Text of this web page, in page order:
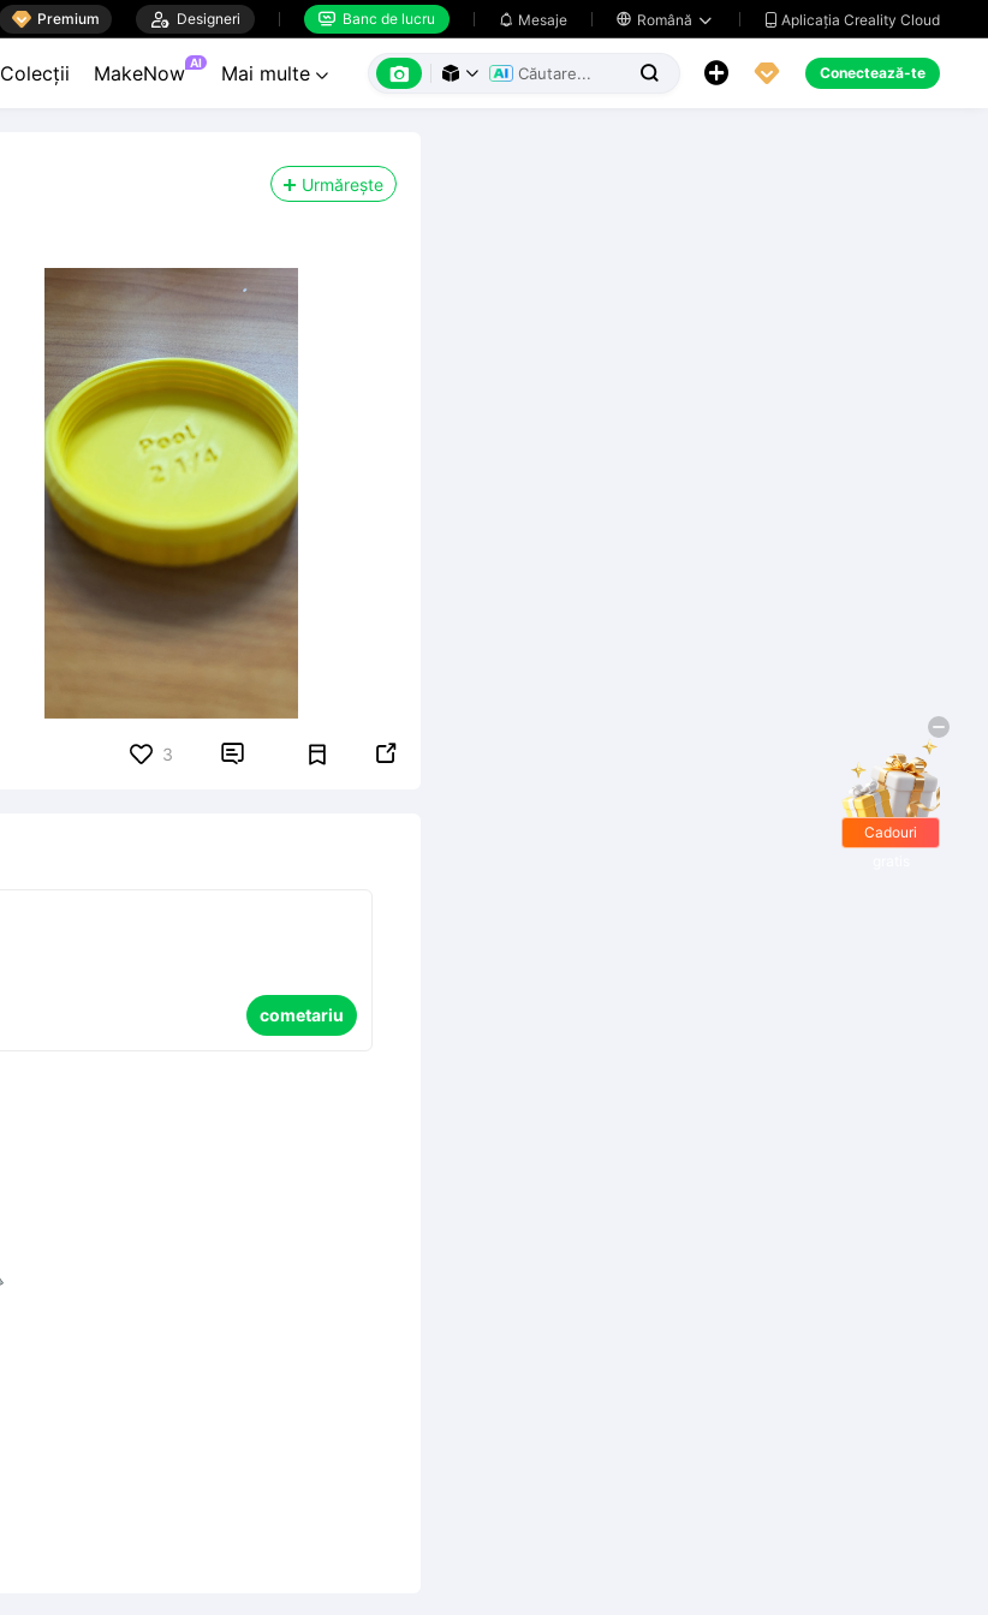
 Premium  Designeri  Banc de lucru  Mesaje  Română   Aplicația Creality Cloud
Colecții MakeNow AI Mai multe        Conectează-te
Urmărește
3  
cometariu
Cadouri